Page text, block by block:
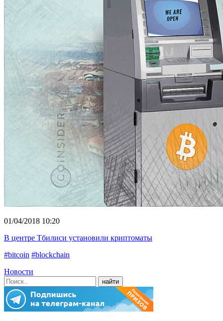
01/04/2018 10:20
В центре Тбилиси установили криптоматы
#bitcoin #blockchain
Новости